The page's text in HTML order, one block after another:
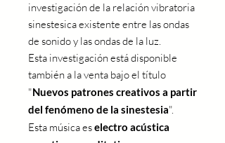
investigación de la relación vibratoria
sinestesica existente entre las ondas
de sonido y las ondas de la luz.
Esta investigación está disponible
también a la venta bajo el título
"Nuevos patrones creativos a partir
del fenómeno de la sinestesia".
Esta música eselectro acústica